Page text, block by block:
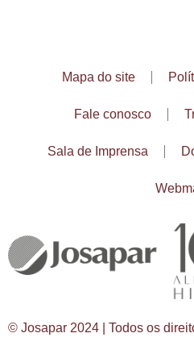
Mapa do site
Fale conosco
Sala de Imprensa
© Josapar 2024 | Todos os